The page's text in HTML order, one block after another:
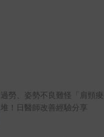
過勞、姿勢不良難怪「肩頸
堆！日醫師改善經驗分享